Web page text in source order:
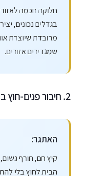
חלוקה חכמה
בגדלים נכונים,
מרובדת שיוצרת
שמגדירים אזורים.
2. חיבור פנים-חוץ באקלים הישראלי
האתגר:
קיץ חם, חורף
הבית לחוץ בלי